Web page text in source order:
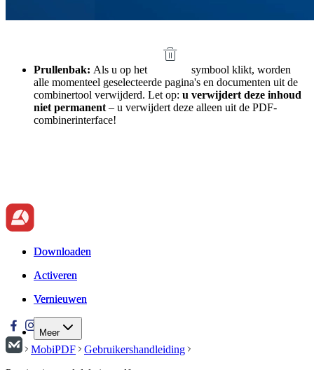
Prullenbak: Als u op het
symbool klikt, worden
alle momenteel geselecteerde pagina's en documenten uit de
combinertool verwijderd. Let op: u verwijdert deze inhoud
niet permanent – u verwijdert deze alleen uit de PDF-
combinerinterface!
Downloaden
Activeren
Vernieuwen
Meer
Downloaden
Activeren
Vernieuwen
MobiPDF
Gebruikershandleiding